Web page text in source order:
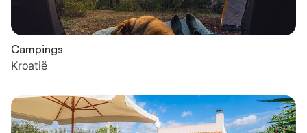
Campings
Kroatië